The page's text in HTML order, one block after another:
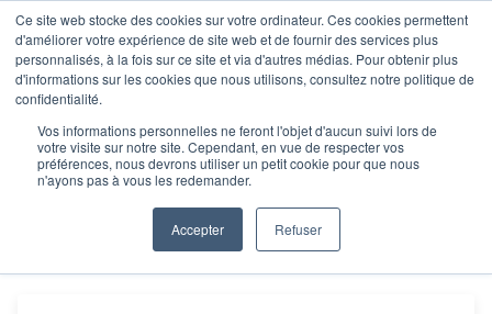
Ce site web stocke des cookies sur votre ordinateur. Ces cookies permettent
d'améliorer votre expérience de site web et de fournir des services plus
personnalisés, à la fois sur ce site et via d'autres médias. Pour obtenir plus
d'informations sur les cookies que nous utilisons, consultez notre politique de
confidentialité.
Vos informations personnelles ne feront l'objet d'aucun suivi lors de
votre visite sur notre site. Cependant, en vue de respecter vos
préférences, nous devrons utiliser un petit cookie pour que nous
n'ayons pas à vous les redemander.
Accepter Refuser
Maîtriser ses écrits :
formation éligible au